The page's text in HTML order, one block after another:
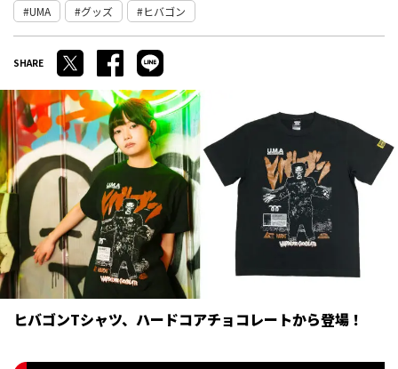
UMA グッズ ヒバゴン
ヒバゴンTシャツ、ハードコアチョコレートから登場！